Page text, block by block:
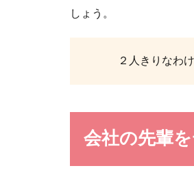
しょう。
２人きりなわ
会社の先輩